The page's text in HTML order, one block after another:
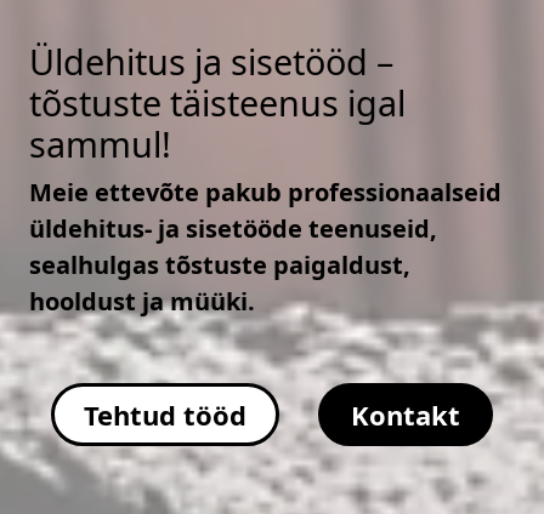
Üldehitus ja sisetööd –
tõstuste täisteenus igal
sammul!
Meie ettevõte pakub professionaalseid
üldehitus- ja sisetööde teenuseid,
sealhulgas tõstuste paigaldust,
hooldust ja müüki.
Tehtud tööd Kontakt